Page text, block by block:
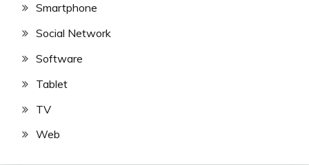
Smartphone
Social Network
Software
Tablet
TV
Web